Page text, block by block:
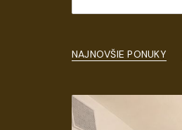
NAJNOVŠIE PONUKY